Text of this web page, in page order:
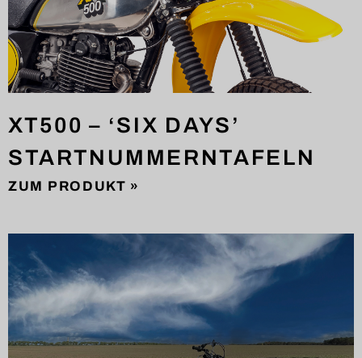
XT500 – ‘SIX DAYS’
STARTNUMMERNTAFELN
ZUM PRODUKT »